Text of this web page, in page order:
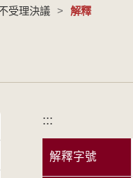
受理決議 > 解釋
:::
解釋字號